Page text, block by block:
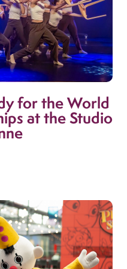
for the World
at the Studio